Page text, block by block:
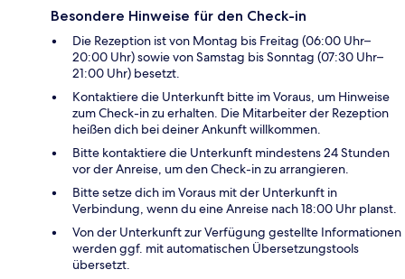
Besondere Hinweise für den Check-in
Die Rezeption ist von Montag bis Freitag (06:00 Uhr–
20:00 Uhr) sowie von Samstag bis Sonntag (07:30 Uhr–
21:00 Uhr) besetzt.
Kontaktiere die Unterkunft bitte im Voraus, um Hinweise
zum Check-in zu erhalten. Die Mitarbeiter der Rezeption
heißen dich bei deiner Ankunft willkommen.
Bitte kontaktiere die Unterkunft mindestens 24 Stunden
vor der Anreise, um den Check-in zu arrangieren.
Bitte setze dich im Voraus mit der Unterkunft in
Verbindung, wenn du eine Anreise nach 18:00 Uhr planst.
Von der Unterkunft zur Verfügung gestellte Informationen
werden ggf. mit automatischen Übersetzungstools
übersetzt.